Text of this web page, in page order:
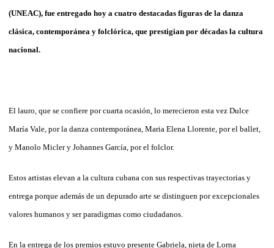
(UNEAC), fue entregado hoy a cuatro destacadas figuras de la danza
clásica, contemporánea y folclórica, que prestigian por décadas la cultura
nacional.
El lauro, que se confiere por cuarta ocasión, lo merecieron esta vez Dulce
María Vale, por la danza contemporánea, Maria Elena Llorente, por el ballet,
y Manolo Micler y Johannes García, por el folclor.
Estos artistas elevan a la cultura cubana con sus respectivas trayectorias y
entrega porque además de un depurado arte se distinguen por excepcionales
valores humanos y ser paradigmas como ciudadanos.
En la entrega de los premios estuvo presente Gabriela, nieta de Lorna